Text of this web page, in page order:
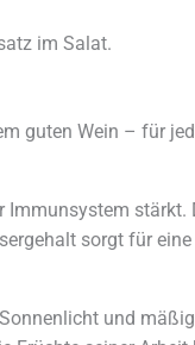
im Salat.
guten Wein – für
sorgt für
und